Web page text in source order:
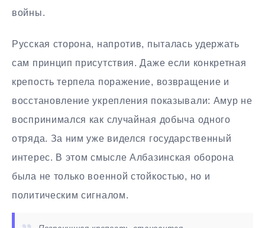
войны.
Русская сторона, напротив, пыталась удержать
сам принцип присутствия. Даже если конкретная
крепость терпела поражение, возвращение и
восстановление укрепления показывали: Амур не
воспринимался как случайная добыча одного
отряда. За ним уже виделся государственный
интерес. В этом смысле Албазинская оборона
была не только военной стойкостью, но и
политическим сигналом.